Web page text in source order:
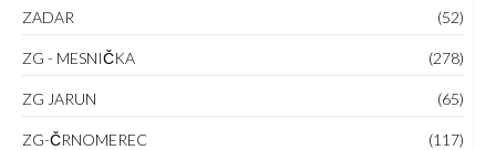
ZADAR (52)
ZG - MESNIČKA (278)
ZG JARUN (65)
ZG-ČRNOMEREC (117)